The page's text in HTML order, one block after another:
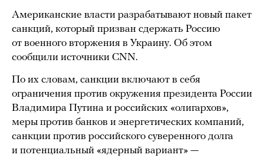
Американские власти разрабатывают новый пакет
санкций, который призван сдержать Россию
от военного вторжения в Украину. Об этом
сообщили источники CNN.
По их словам, санкции включают в себя
ограничения против окружения президента России
Владимира Путина и российских «олигархов»,
меры против банков и энергетических компаний,
санкции против российского суверенного долга
и потенциальный «ядерный вариант» —